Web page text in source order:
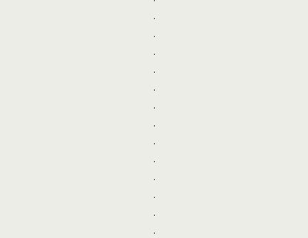
.
.
.
.
.
.
.
.
.
.
.
.
.